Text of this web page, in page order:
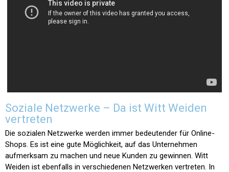
Soziale Netzwerke – Da ist Witt Weiden
vertreten
Die sozialen Netzwerke werden immer bedeutender für Online-
Shops. Es ist eine gute Möglichkeit, auf das Unternehmen
aufmerksam zu machen und neue Kunden zu gewinnen. Witt
Weiden ist ebenfalls in verschiedenen Netzwerken vertreten. In